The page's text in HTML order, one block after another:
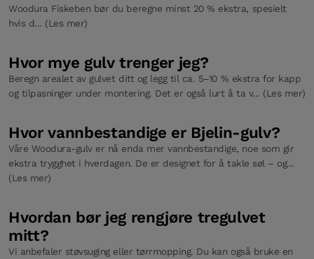
Woodura Fiskeben bør du beregne minst 20 % ekstra, spesielt
hvis d... (Les mer)
Hvor mye gulv trenger jeg?
Beregn arealet av gulvet ditt og legg til ca. 5–10 % ekstra for kapp
og tilpasninger under montering. Det er også lurt å ta v... (Les mer)
Hvor vannbestandige er Bjelin-gulv?
Våre Woodura-gulv er nå enda mer vannbestandige, noe som gir
ekstra trygghet i hverdagen. De er designet for å takle søl – og...
(Les mer)
Hvordan bør jeg rengjøre tregulvet
mitt?
Vi anbefaler støvsuging eller tørrmopping. Du kan også bruke en